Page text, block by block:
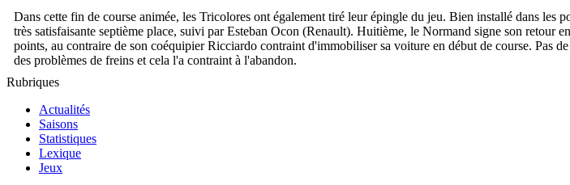
Dans cette fin de course animée, les Tricolores ont également tiré leur épingle du jeu. Bien installé dans les
très satisfaisante septième place, suivi par Esteban Ocon (Renault). Huitième, le Normand signe son retour
points, au contraire de son coéquipier Ricciardo contraint d'immobiliser sa voiture en début de course. Pas
des problèmes de freins et cela l'a contraint à l'abandon.
Rubriques
Actualités
Saisons
Statistiques
Lexique
Jeux